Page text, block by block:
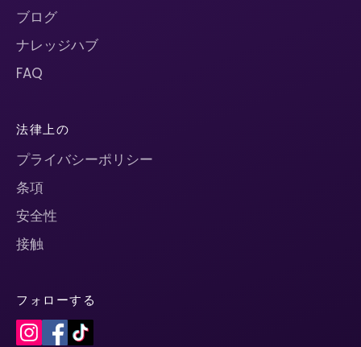
ブログ
ナレッジハブ
FAQ
法律上の
プライバシーポリシー
条項
安全性
接触
フォローする